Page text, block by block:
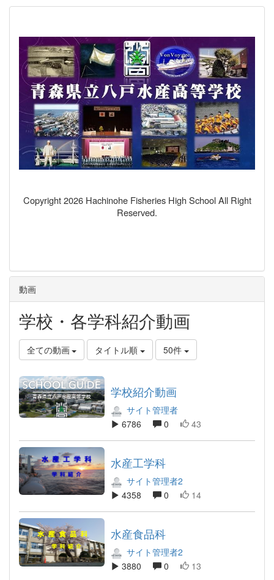
Copyright 2026 Hachinohe Fisheries High School All Right
Reserved.
動画
学校・各学科紹介動画
全ての動画 タイトル順 50件
学校紹介動画
サイト管理者
6786
0 43
水産工学科
サイト管理者2
4358
0 14
水産食品科
サイト管理者2
3880
0 13